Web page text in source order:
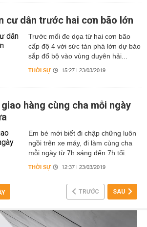
cư dân trước hai cơn bão lớn
Trước mối đe dọa từ hai cơn bão
cấp độ 4 với sức tàn phá lớn dự báo
sắp đổ bộ vào vùng duyên hải...
THỜI SỰ 15:27 | 23/03/2019
hàng cùng cha mỗi ngày
Em bé mới biết đi chập chững luôn
ngồi trên xe máy, đi làm cùng cha
mỗi ngày từ 7h sáng đến 7h tối.
THỜI SỰ 12:37 | 23/03/2019
TRƯỚC SAU